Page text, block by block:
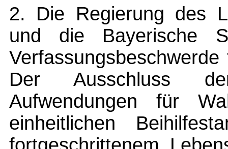
2. Die Regierung des
und die Bayerische
Der Ausschluss
Aufwendungen für
einheitlichen